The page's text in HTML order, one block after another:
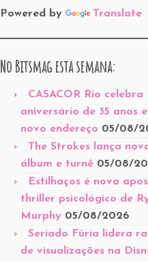
Powered by Translate
No Bitsmag esta semana:
CASACOR Rio celebra
aniversário de 35 anos
novo endereço 05/08/
The Strokes lança
álbum e turnê 05/08/
Estilhaços é nova
thriller psicológico de
Murphy 05/08/2026
Seriado Fúria lidera
de visualizações na